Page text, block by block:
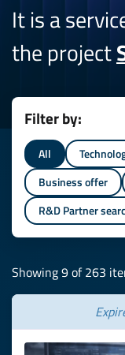
It is a
the project
Filter by:
All
Business offer
R&D Partner
Showing 9 of 263